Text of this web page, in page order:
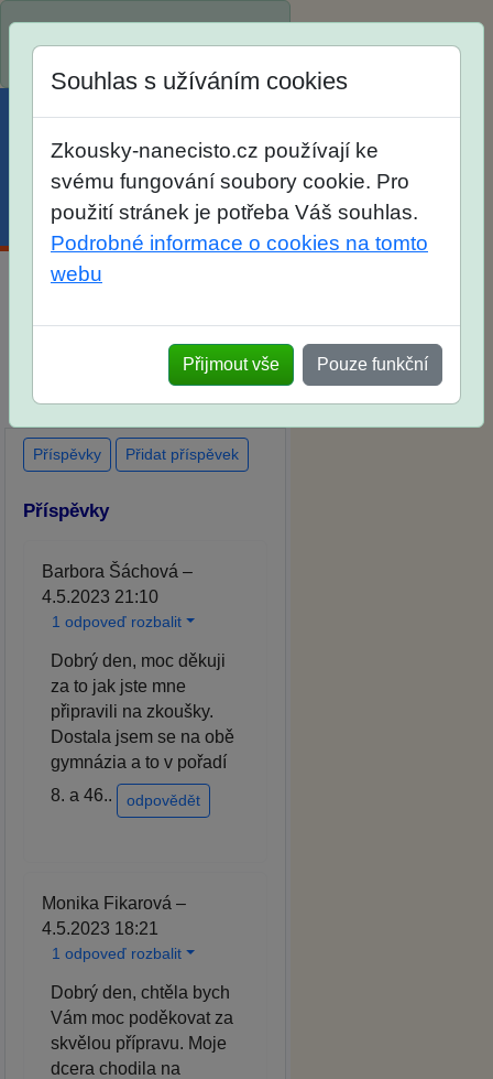
Menu Účet Košík
po skutečných přijímacích
zkouškách
Souhlas s užíváním cookies
Zkousky-nanecisto.cz používají ke
svému fungování soubory cookie. Pro
použití stránek je potřeba Váš souhlas.
Podrobné informace o cookies na tomto
webu
Přijmout vše Pouze funkční
Příspěvky Přidat příspěvek
Příspěvky
Barbora Šáchová –
4.5.2023 21:10
1 odpoveď rozbalit
Dobrý den, moc děkuji
za to jak jste mne
připravili na zkoušky.
Dostala jsem se na obě
gymnázia a to v pořadí
8. a 46..
odpovědět
Monika Fikarová –
4.5.2023 18:21
1 odpoveď rozbalit
Dobrý den, chtěla bych
Vám moc poděkovat za
skvělou přípravu. Moje
dcera chodila na